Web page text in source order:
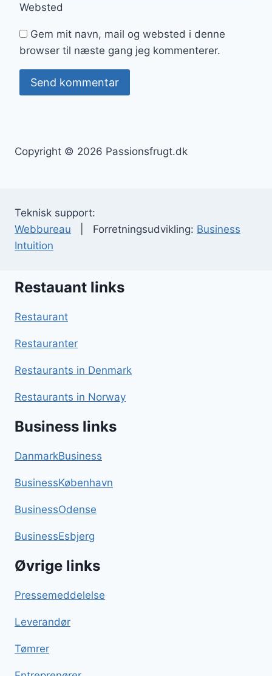
Websted
Gem mit navn, mail og websted i denne
browser til næste gang jeg kommenterer.
Copyright © 2026 Passionsfrugt.dk
Teknisk support:
Webbureau | Forretningsudvikling: Business
Intuition
Restauant links
Restaurant
Restauranter
Restaurants in Denmark
Restaurants in Norway
Business links
DanmarkBusiness
BusinessKøbenhavn
BusinessOdense
BusinessEsbjerg
Øvrige links
Pressemeddelelse
Leverandør
Tømrer